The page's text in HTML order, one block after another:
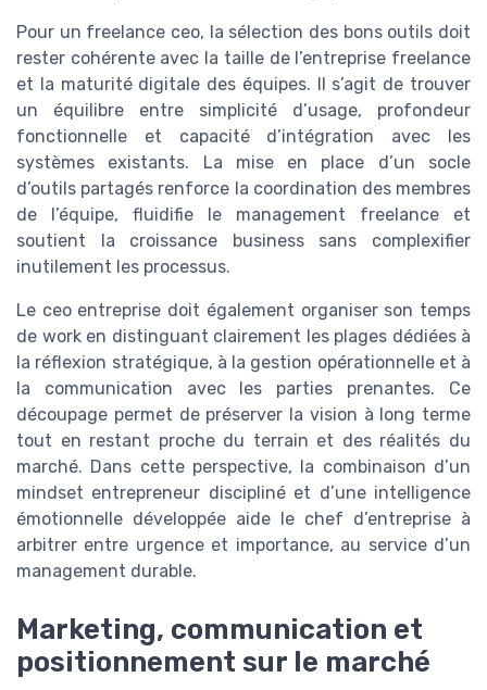
Pour un freelance ceo, la sélection des bons outils doit
rester cohérente avec la taille de l’entreprise freelance
et la maturité digitale des équipes. Il s’agit de trouver
un équilibre entre simplicité d’usage, profondeur
fonctionnelle et capacité d’intégration avec les
systèmes existants. La mise en place d’un socle
d’outils partagés renforce la coordination des membres
de l’équipe, fluidifie le management freelance et
soutient la croissance business sans complexifier
inutilement les processus.
Le ceo entreprise doit également organiser son temps
de work en distinguant clairement les plages dédiées à
la réflexion stratégique, à la gestion opérationnelle et à
la communication avec les parties prenantes. Ce
découpage permet de préserver la vision à long terme
tout en restant proche du terrain et des réalités du
marché. Dans cette perspective, la combinaison d’un
mindset entrepreneur discipliné et d’une intelligence
émotionnelle développée aide le chef d’entreprise à
arbitrer entre urgence et importance, au service d’un
management durable.
Marketing, communication et
positionnement sur le marché